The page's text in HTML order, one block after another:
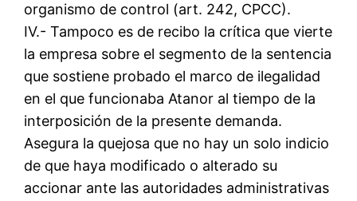
organismo de control (art. 242, CPCC).
IV.- Tampoco es de recibo la crítica que vierte
la empresa sobre el segmento de la sentencia
que sostiene probado el marco de ilegalidad
en el que funcionaba Atanor al tiempo de la
interposición de la presente demanda.
Asegura la quejosa que no hay un solo indicio
de que haya modificado o alterado su
accionar ante las autoridades administrativas